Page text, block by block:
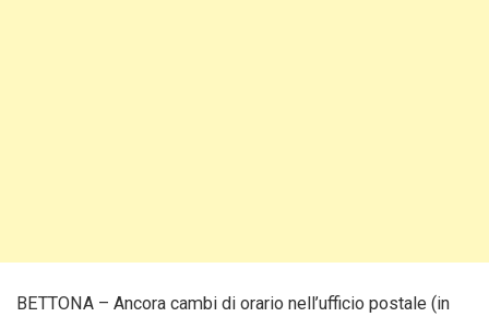
BETTONA – Ancora cambi di orario nell’ufficio postale (in